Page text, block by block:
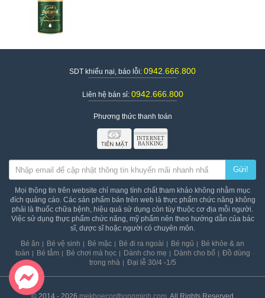
Sữa Aptamil Essensis Organic A2 Protein Milk số 4
Thành phần sữa Aptamil Essensis Organic A2
Protein Milk
Organic milk solids, organic vegetable oils (emulsifier
(organic soy lecithin), antioxidant (natural tocopherols
(soy))), organic short chaingalacto-oligosaccharides (milk),
dried omega LCPUFAs (fish oil, antioxidant (sodium
ascorbate, natural tocopherols (soy))), long chain
fructooligosaccharides,taurine, inositol, Bifidobacterium breve
SDT khiếu nại, báo lỗi: 0942.666.800
Liên hệ bán sỉ: 0942.666.800
Phương thức thanh toán
Gửi!
Mọi thông tin trên website chỉ mang tính chất tham khảo không nhằm mục
đích quảng cáo. Các sản phẩm bán trên web là thực phẩm chức năng không
phải là thuốc chữa bệnh, hiệu quả sử dụng còn tùy thuộc cơ địa mỗi người.
Việc sử dụng thực phẩm chức năng, mỹ phẩm nên theo hướng dẫn của bác
sĩ, dược sĩ hoặc người có chuyên môn.
Bé ăn
Bé vệ sinh Bé mặc Bé đi ra ngoài Bé ngủ
Bé khỏe & an
toàn
Bé tắm Bé chơi mà học Dành cho mẹ Dành cho bố
Đồ dùng
trong nhà
Đại lễ 30/4 -1/5